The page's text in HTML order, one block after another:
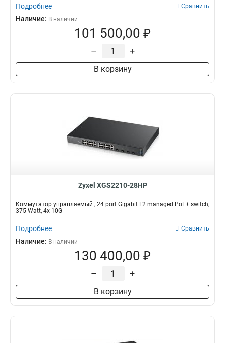
Подробнее Сравнить
Наличие: В наличии
101 500,00 ₽
– +
В корзину
Zyxel XGS2210-28HP
Коммутатор управляемый , 24 port Gigabit L2 managed PoE+ switch,
375 Watt, 4x 10G
Подробнее Сравнить
Наличие: В наличии
130 400,00 ₽
– +
В корзину